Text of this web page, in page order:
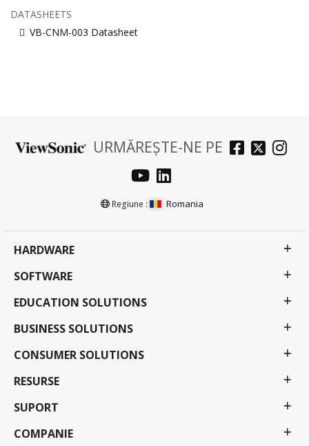
DATASHEETS
VB-CNM-003 Datasheet
URMĂREȘTE-NE PE
Regiune : Romania
HARDWARE
SOFTWARE
EDUCATION SOLUTIONS
BUSINESS SOLUTIONS
CONSUMER SOLUTIONS
RESURSE
SUPORT
COMPANIE